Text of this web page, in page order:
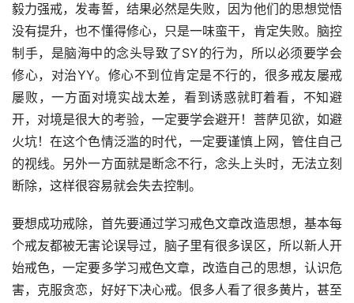
毅力强戒，发毒誓，结果必然是失败，因为他们的思想觉悟
没有提升，也不懂得修心，只是一味蛮干，肯定失败。脑控
制手，是脑海中的念头导致了SY的行为，所以必须要学会
修心，对治YY。修心不到位肯定是不行的，很多戒友屡戒
屡败，一方面对境实战太差，看到诱惑就盯着看，不知避
开，对境是很大的考验，一定要学会避开！菩萨见欲，如避
火坑！在这个色情泛滥的时代，一定要谨慎上网，管住自己
的视线。另外一方面就是断念不行，念头上头时，无法立刻
断除，这样很容易就会失去控制。
要想成功戒除，首先要通过学习戒色文章改造思想，基本每
个戒友都被无害论误导过，脑子里有很多误区，所以新人开
始戒色，一定要多学习戒色文章，改造自己的思想，认识危
害，克服贪恋，好好下决心戒。佷多人看了很多黄片，甚至